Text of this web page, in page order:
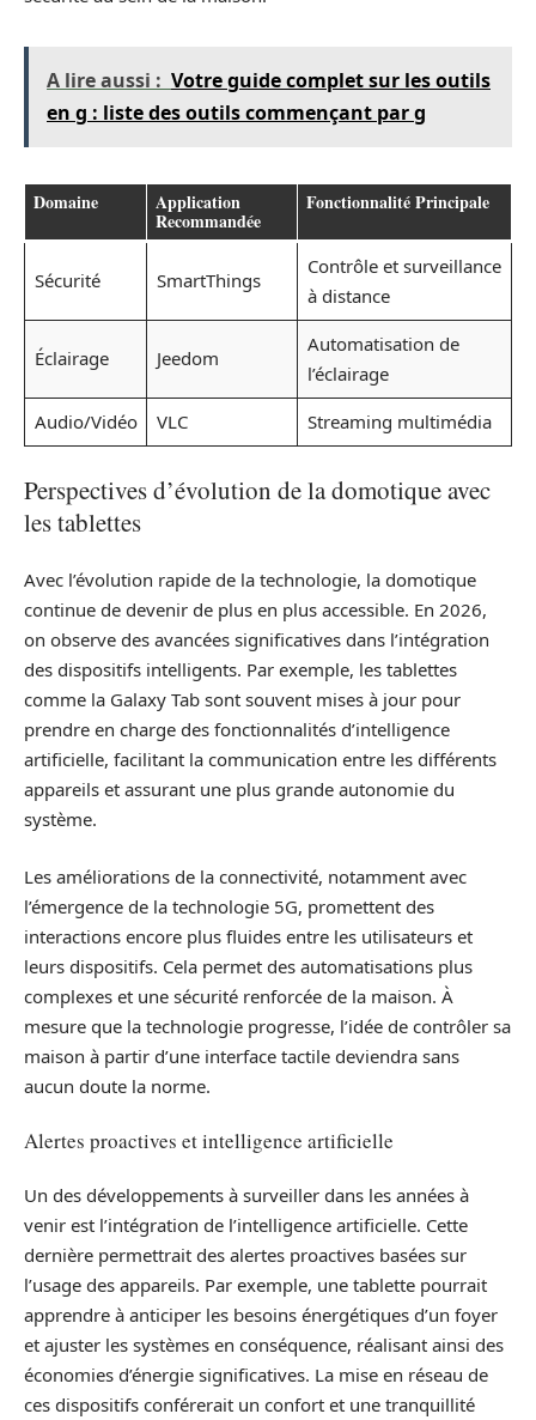
A lire aussi : Votre guide complet sur les outils
en g : liste des outils commençant par g
Domaine Application
Recommandée
Fonctionnalité Principale
Sécurité SmartThings
Contrôle et surveillance
à distance
Éclairage Jeedom
Automatisation de
l’éclairage
Audio/Vidéo
VLC Streaming multimédia
Perspectives d’évolution de la domotique avec
les tablettes
Avec l’évolution rapide de la technologie, la domotique
continue de devenir de plus en plus accessible. En 2026,
on observe des avancées significatives dans l’intégration
des dispositifs intelligents. Par exemple, les tablettes
comme la Galaxy Tab sont souvent mises à jour pour
prendre en charge des fonctionnalités d’intelligence
artificielle, facilitant la communication entre les différents
appareils et assurant une plus grande autonomie du
système.
Les améliorations de la connectivité, notamment avec
l’émergence de la technologie 5G, promettent des
interactions encore plus fluides entre les utilisateurs et
leurs dispositifs. Cela permet des automatisations plus
complexes et une sécurité renforcée de la maison. À
mesure que la technologie progresse, l’idée de contrôler sa
maison à partir d’une interface tactile deviendra sans
aucun doute la norme.
Alertes proactives et intelligence artificielle
Un des développements à surveiller dans les années à
venir est l’intégration de l’intelligence artificielle. Cette
dernière permettrait des alertes proactives basées sur
l’usage des appareils. Par exemple, une tablette pourrait
apprendre à anticiper les besoins énergétiques d’un foyer
et ajuster les systèmes en conséquence, réalisant ainsi des
économies d’énergie significatives. La mise en réseau de
ces dispositifs conférerait un confort et une tranquillité